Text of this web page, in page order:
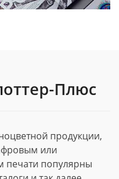
Плюс
продукции,
или
печати популярны